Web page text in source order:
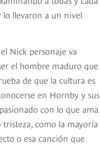
lo llevaron a un nivel
Nick personaje va
el hombre maduro que
de que la cultura es
en Hornby y sus
con lo que ama
como la mayoría
o esa canción que